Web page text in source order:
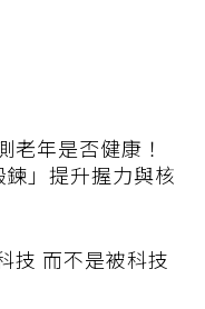
老年是否健康！
鍊」提升握力與核
技 而不是被科技